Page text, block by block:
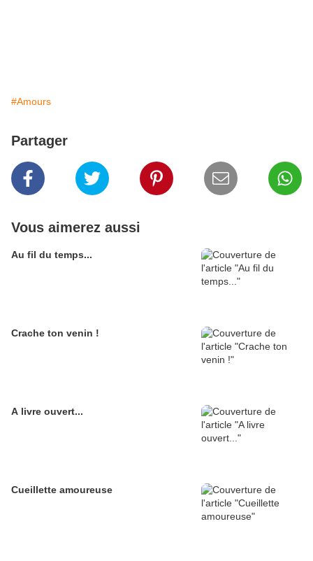
#Amours
Partager
Vous aimerez aussi
Au fil du temps...
Crache ton venin !
A livre ouvert...
Cueillette amoureuse